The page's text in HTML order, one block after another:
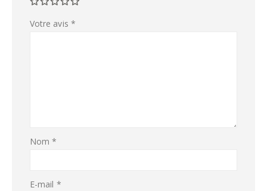
Votre avis *
Nom*
E-mail *